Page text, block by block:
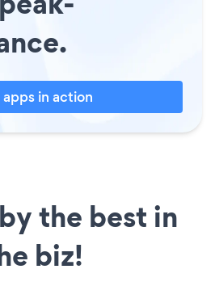
apps in action
the best in
biz!